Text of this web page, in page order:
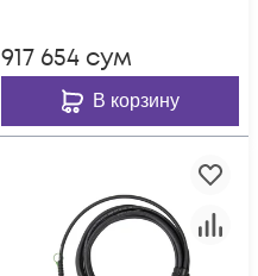
917 654 сум
В корзину